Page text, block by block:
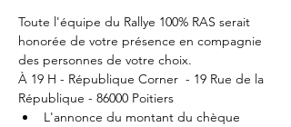
Toute l'équipe du Rallye 100% RAS serait
honorée de votre présence en compagnie
des personnes de votre choix.
À 19 H - République Corner  - 19 Rue de la
République - 86000 Poitiers
L'annonce du montant du chèque